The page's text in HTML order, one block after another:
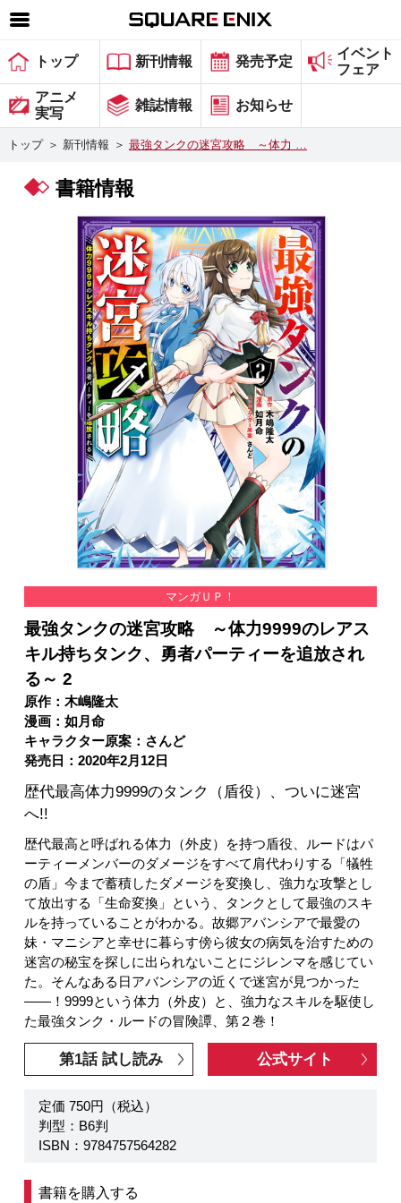
SQUARE ENIX 公式サイトメニュー
ゲーム
マガジン＆ブックス
グッズ
会社情報 採用情報
スクウェア・エニックス サイト内検索
トップ 新刊情報 発売予定
イベント
フェア
アニメ
実写
雑誌情報 お知らせ
トップ ＞ 新刊情報 ＞ 最強タンクの迷宮攻略 ～体力 …
書籍情報
マンガＵＰ！
最強タンクの迷宮攻略 ～体力9999のレアス
キル持ちタンク、勇者パーティーを追放され
る～ 2
原作：木嶋隆太
漫画：如月命
キャラクター原案：さんど
発売日：2020年2月12日
歴代最高体力9999のタンク（盾役）、ついに迷宮
へ!!
歴代最高と呼ばれる体力（外皮）を持つ盾役、ルードはパ
ーティーメンバーのダメージをすべて肩代わりする「犠牲
の盾」今まで蓄積したダメージを変換し、強力な攻撃とし
て放出する「生命変換」という、タンクとして最強のスキ
ルを持っていることがわかる。故郷アバンシアで最愛の
妹・マニシアと幸せに暮らす傍ら彼女の病気を治すための
迷宮の秘宝を探しに出られないことにジレンマを感じてい
た。そんなある日アバンシアの近くで迷宮が見つかった
――！9999という体力（外皮）と、強力なスキルを駆使し
た最強タンク・ルードの冒険譚、第２巻！
第1話 試し読み 公式サイト
定価 750円（税込）
判型：B6判
ISBN：9784757564282
書籍を購入する